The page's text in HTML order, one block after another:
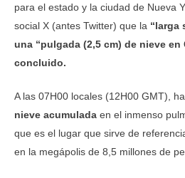
para el estado y la ciudad de Nueva
social X (antes Twitter) que la “larga
una “pulgada (2,5 cm) de nieve en
concluido.
A las 07H00 locales (12H00 GMT),
nieve acumulada en el inmenso
que es el lugar que sirve de
en la megápolis de 8,5 millones de